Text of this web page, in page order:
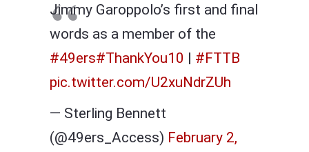
Jimmy Garoppolo’s first and final
words as a member of the
#49ers#ThankYou10 | #FTTB
pic.twitter.com/U2xuNdrZUh
— Sterling Bennett
(@49ers_Access) February 2,